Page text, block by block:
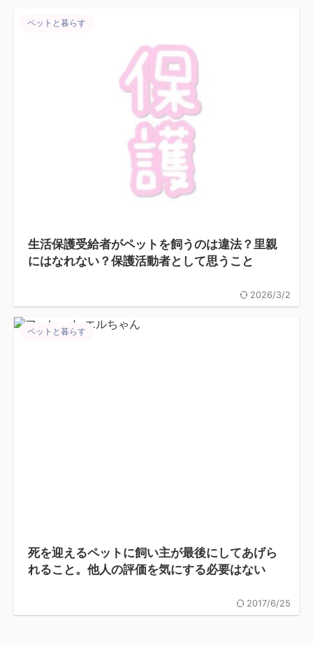
ペットと暮らす
生活保護受給者がペットを飼うのは違法？里親
にはなれない？保護活動者として思うこと
2026/3/2
ペットと暮らす
死を迎えるペットに飼い主が最後にしてあげら
れること。他人の評価を気にする必要はない
2017/6/25